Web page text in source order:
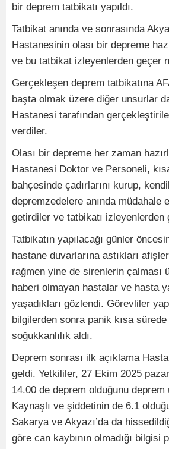
bir deprem tatbikatı yapıldı.
Tatbikat anında ve sonrasında
Hastanesinin olası bir depreme
ve bu tatbikat izleyenlerden geçer
Gerçekleşen deprem tatbikatına
başta olmak üzere diğer unsurlar
Hastanesi tarafından
verdiler.
Olası bir depreme her zaman
Hastanesi Doktor ve Personeli,
bahçesinde çadırlarını kurup,
depremzedelere anında müdahale
getirdiler ve tatbikatı izleyenlerden
Tatbikatın yapılacağı günler
hastane duvarlarına astıkları
rağmen yine de sirenlerin çalması
haberi olmayan hastalar ve hasta
yaşadıkları gözlendi. Görevliler
bilgilerden sonra panik kısa
soğukkanlılık aldı.
Deprem sonrası ilk açıklama
geldi. Yetkililer, 27 Ekim 2025
14.00 de deprem olduğunu
Kaynaşlı ve şiddetinin de 6.1
Sakarya ve Akyazı’da da
göre can kaybının olmadığı bilgisi